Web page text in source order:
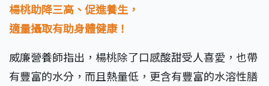
楊桃助降三高、促進養生，
適量攝取有助身體健康！
威廉營養師指出，楊桃除了口感酸甜受人喜愛，也帶
有豐富的水分，而且熱量低，更含有豐富的水溶性膳